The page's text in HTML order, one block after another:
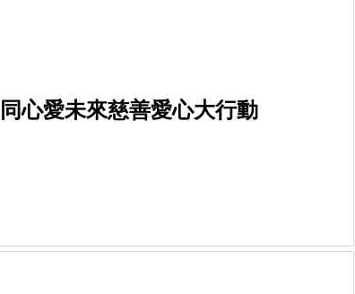
心愛未來慈善愛心大行動